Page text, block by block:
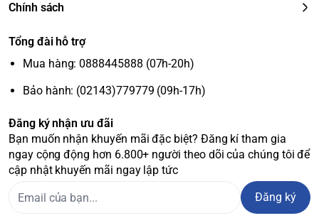
Chính sách
Tổng đài hỗ trợ
Mua hàng: 0888445888 (07h-20h)
Bảo hành: (02143)779779 (09h-17h)
Đăng ký nhận ưu đãi
Bạn muốn nhận khuyến mãi đặc biệt? Đăng kí tham gia
ngay cộng động hơn 6.800+ người theo dõi của chúng tôi để
cập nhật khuyến mãi ngay lập tức
Đăng ký